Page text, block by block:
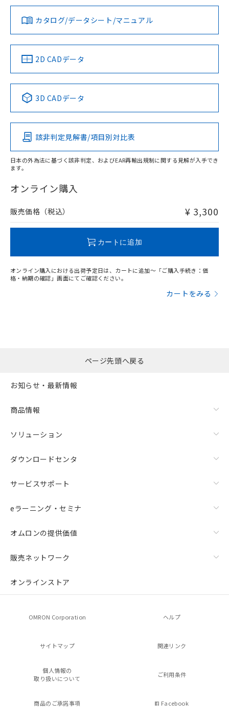
ダウンロードデータをご利用いただく前に、以下を必ずお読
みください。
ソフトウェアの使用条件
対応済み
中国 RoHS 注意事項・凡例
Pb Hg Cd Cr(VI)
O
在庫等で未対応品が混在する可能性があります。
問い合わせください。
LR型式承認
（イギリス
船舶規格）
DNV型式承認
（ノルウェー
BV型式承認
（フランス
KR型式
（韓国
No No No No
この製品の規格認証/適合状況ページへ
その他の認証はこちらのページからご検索ください
カタログ/データシート/マニュアル
2D CADデータ
3D CADデータ
該非判定見解書/項目別対比表
日本の外為法に基づく該非判定、およびEAR再輸出規制に関する見解が入手でき
ます。
オンライン購入
販売価格（税込） ¥ 3,300
カートに追加
オンライン購入における出荷予定日は、カートに追加～「ご購入手続き：価
格・納期の確認」画面にてご確認ください。
カートをみる
ページ先頭へ戻る
お知らせ・最新情報
商品情報
ソリューション
ダウンロードセンタ
サービスサポート
eラーニング・セミナ
オムロンの提供価値
販売ネットワーク
オンラインストア
OMRON Corporation ヘルプ
サイトマップ 関連リンク
個人情報の
取り扱いについて
ご利用条件
商品のご承諾事項 Facebook